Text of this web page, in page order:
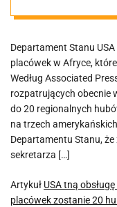
50
Departament Stanu
placówek w Afryce,
Według Associated
rozpatrujących obecnie
do 20 regionalnych
na trzech
Departamentu Stanu,
sekretarza […]
Artykuł USA tną
placówek zostanie 20